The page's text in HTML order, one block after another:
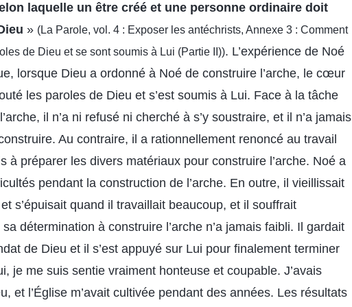
laquelle un être créé et une personne ordinaire doit
» (La Parole, vol. 4 : Exposer les antéchrists, Annexe 3 : Comment
de Dieu et se sont soumis à Lui (Partie II)). L’expérience de Noé
lorsque Dieu a ordonné à Noé de construire l’arche, le cœur
les paroles de Dieu et s’est soumis à Lui. Face à la tâche
il n’a ni refusé ni cherché à s’y soustraire, et il n’a jamais
Au contraire, il a rationnellement renoncé au travail
à préparer les divers matériaux pour construire l’arche. Noé a
pendant la construction de l’arche. En outre, il vieillissait
s’épuisait quand il travaillait beaucoup, et il souffrait
détermination à construire l’arche n’a jamais faibli. Il gardait
de Dieu et il s’est appuyé sur Lui pour finalement terminer
je me suis sentie vraiment honteuse et coupable. J’avais
et l’Église m’avait cultivée pendant des années. Les résultats